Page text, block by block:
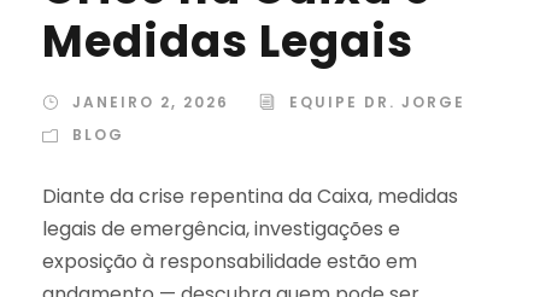
Medidas Legais
JANEIRO 2, 2026
EQUIPE DR. JORGE
BLOG
Diante da crise repentina da Caixa, medidas
legais de emergência, investigações e
exposição à responsabilidade estão em